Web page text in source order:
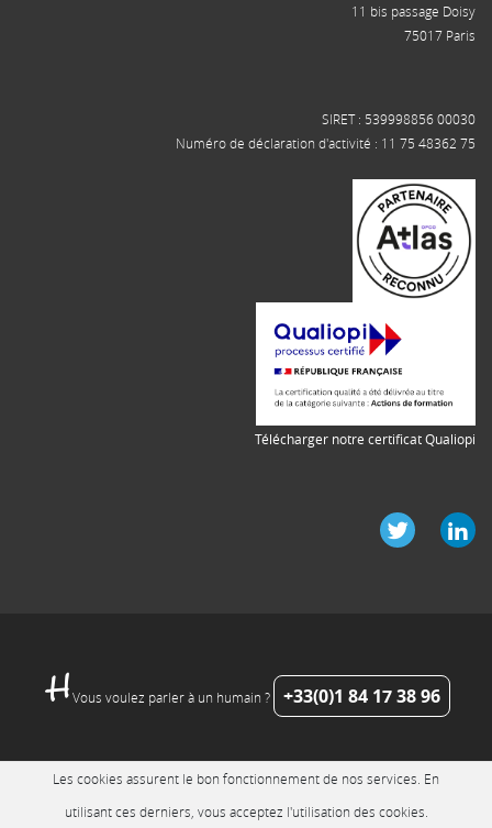
11 bis passage Doisy
75017 Paris
SIRET : 539998856 00030
Numéro de déclaration d'activité : 11 75 48362 75
Télécharger notre certificat Qualiopi
Vous voulez parler à un humain ? +33(0)1 84 17 38 96
Les cookies assurent le bon fonctionnement de nos services. En
utilisant ces derniers, vous acceptez l'utilisation des cookies.